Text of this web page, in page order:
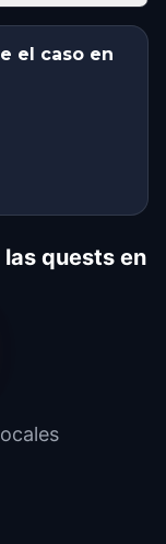
el caso en
quests en